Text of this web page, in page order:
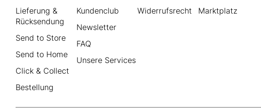
Lieferung &
Rücksendung
Send to Store
Send to Home
Click & Collect
Bestellung
Kundenclub
Newsletter
FAQ
Unsere Services
Widerrufsrecht
Marktplatz